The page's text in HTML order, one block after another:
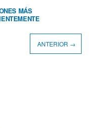
MÁS
ANTERIOR →